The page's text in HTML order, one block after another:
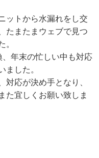
ットから水漏れをし交
たまたまウェブで見つ
。
年末の忙しい中も対応
ました。
対応が決め手となり、
た宜しくお願い致しま